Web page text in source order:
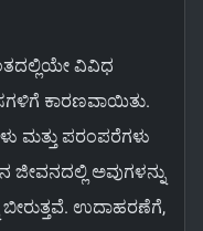
ವಿವಿಧ
ಕಾರಣವಾಯಿತು.
ಮತ್ತು ಪರಂಪರೆಗಳು
ಅವುಗಳನ್ನು
ಬೀರುತ್ತವೆ. ಉದಾಹರಣೆಗೆ,